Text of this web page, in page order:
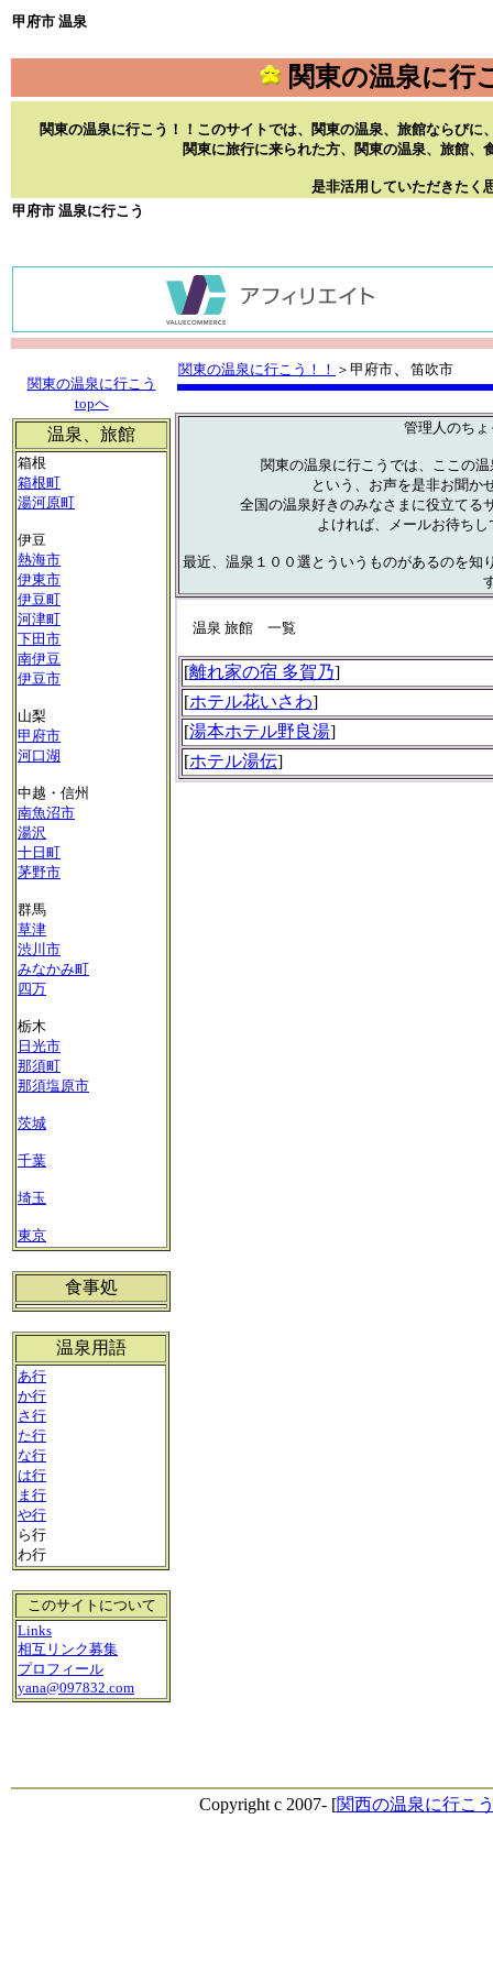
甲府市 温泉
関東の温泉に行
関東の温泉に行こう！！このサイトでは、関東の温泉、旅館ならび
関東に旅行に来られた方、関東の温泉、旅館、
是非活用していただきたく
甲府市 温泉に行こう
関東の温泉に行こう
topへ
関東の温泉に行こう！！ ＞甲府市 笛吹市
管理人のち
関東の温泉に行こうでは、ここの
という、お声を是非お聞か
全国の温泉好きのみなさまに役立てる
よければ、メールお待ち
最近、温泉１００選とういうものがあるのを知
温泉 旅館 一覧
[離れ家の宿 多賀乃]
[ホテル花いさわ]
[湯本ホテル野良湯]
[ホテル湯伝]
温泉、旅館
箱根
箱根町
湯河原町
伊豆
熱海市
伊東市
伊豆町
河津町
下田市
南伊豆
伊豆市
山梨
甲府市
河口湖
中越・信州
南魚沼市
湯沢
十日町
茅野市
群馬
草津
渋川市
みなかみ町
四万
栃木
日光市
那須町
那須塩原市
茨城
千葉
埼玉
東京
食事処
温泉用語
あ行
か行
さ行
た行
な行
は行
ま行
や行
ら行
わ行
このサイトについて
Links
相互リンク募集
プロフィール
yana@097832.com
Copyright c 2007- [関西の温泉に行こ